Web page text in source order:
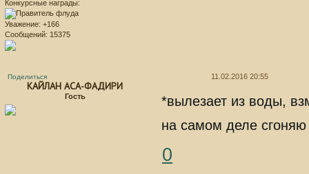
Конкурсные награды:
Уважение: +166
Сообщений: 15375
Поделиться 11.02.2016 20:55
КАЙЛАН АСА-ФАДИРИ
Гость
*вылезает из воды,
на самом деле
0